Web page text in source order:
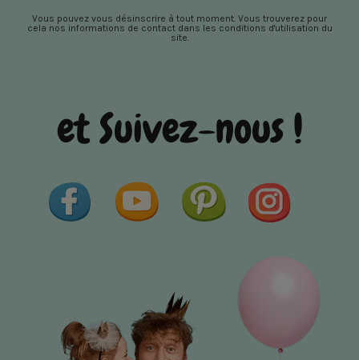
Vous pouvez vous désinscrire à tout moment. Vous trouverez pour
cela nos informations de contact dans les conditions d'utilisation du
site.
et Suivez-nous !
Facebook YouTube Pinterest